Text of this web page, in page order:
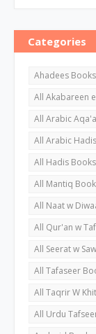
Categories
Ahadees Books
All Akabareen
All Arabic
All Arabic
All Hadis Books
All Mantiq
All Naat w
All Qur'an w
All Seerat w
All Tafaseer
All Taqrir W
All Urdu